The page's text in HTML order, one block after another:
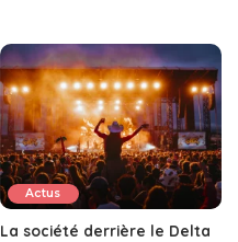
Actus
La société derrière le Delta